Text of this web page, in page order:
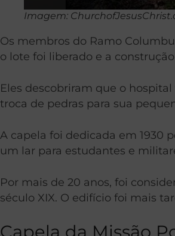
Imagem:
Os membros do Ramo
o lote foi liberado e a
Eles descobriram que o
troca de pedras para sua
A capela foi dedicada em 1930
um lar para estudantes e
Por mais de 20 anos, foi
século XIX. O edifício foi mais
Capela da Missão